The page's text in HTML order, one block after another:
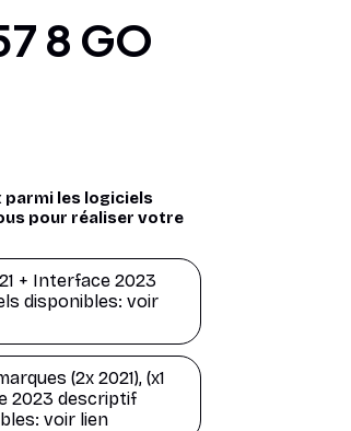
les logiciels
pour réaliser votre
+ Interface 2023
disponibles: voir
(2x 2021), (x1
2023 descriptif
voir lien